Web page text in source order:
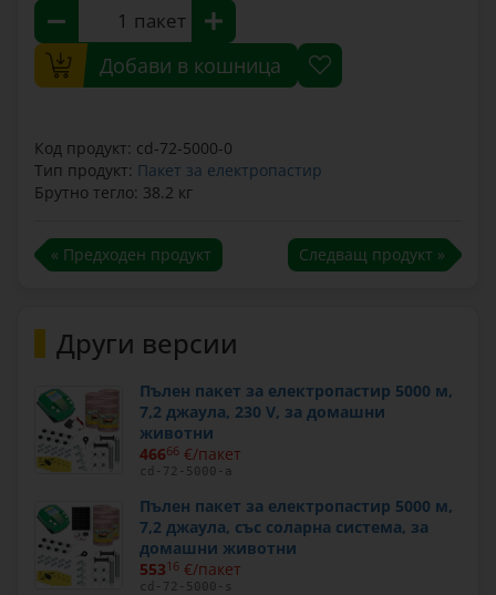
пакет
Добави в кошница
Код продукт: cd-72-5000-0
Тип продукт: Пакет за електропастир
Брутно тегло: 38.2 кг
« Предходен продукт Следващ продукт »
Други версии
Пълен пакет за електропастир 5000 м,
7,2 джаула, 230 V, за домашни
животни
46666 €/пакет
cd-72-5000-a
Пълен пакет за електропастир 5000 м,
7,2 джаула, със соларна система, за
домашни животни
55316 €/пакет
cd-72-5000-s